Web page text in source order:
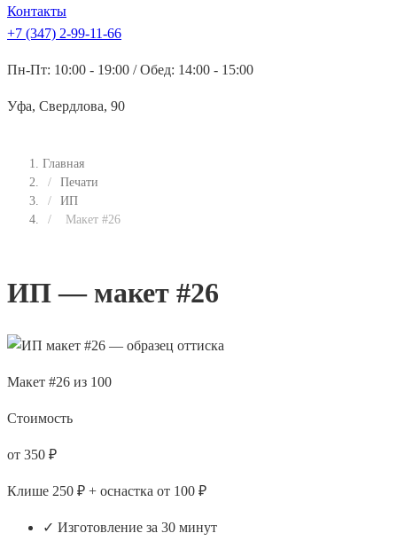
Контакты
+7 (347) 2-99-11-66
Пн-Пт: 10:00 - 19:00 / Обед: 14:00 - 15:00
Уфа, Свердлова, 90
Главная
/
Печати
/
ИП
/
Макет #26
ИП — макет #26
Макет #26 из 100
Стоимость
от 350 ₽
Клише 250 ₽ + оснастка от 100 ₽
✓ Изготовление за 30 минут